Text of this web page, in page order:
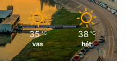
35 ℃
vas
38 ℃
hét